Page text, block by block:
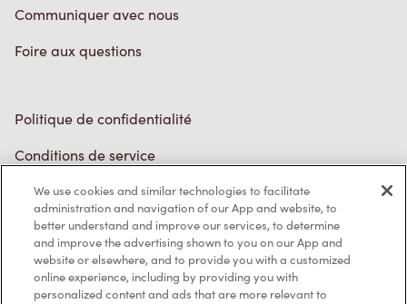
Communiquer avec nous
Foire aux questions
Politique de confidentialité
Conditions de service
Marques de commerce
Accessibilité
Diagnostic
We use cookies and similar technologies to facilitate
administration and navigation of our App and website, to
better understand and improve our services, to determine
and improve the advertising shown to you on our App and
website or elsewhere, and to provide you with a customized
online experience, including by providing you with
personalized content and ads that are more relevant to